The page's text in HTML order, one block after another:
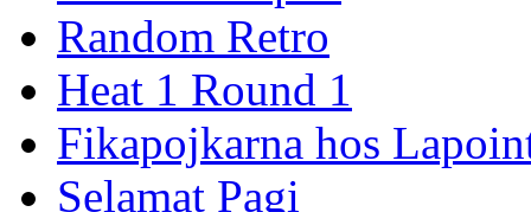
Random Retro
Heat 1 Round 1
Fikapojkarna hos
Selamat Pagi